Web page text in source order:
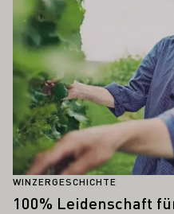
WINZERGESCHICHTE
100% Leidenschaft